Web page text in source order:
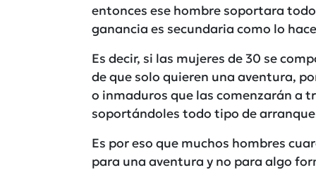
entonces ese hombre soportara
ganancia es secundaria como lo
Es decir, si las mujeres de 30 se
de que solo quieren una aventura,
o inmaduros que las comenzarán a
soportándoles todo tipo de
Es por eso que muchos hombres
para una aventura y no para algo